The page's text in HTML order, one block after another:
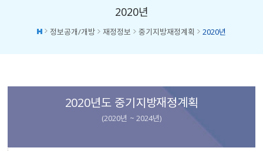
2020년
정보공개/개방 재정정보 중기지방재정계획 2020년
2020년도 중기지방재정계획
(2020년 ~ 2024년)